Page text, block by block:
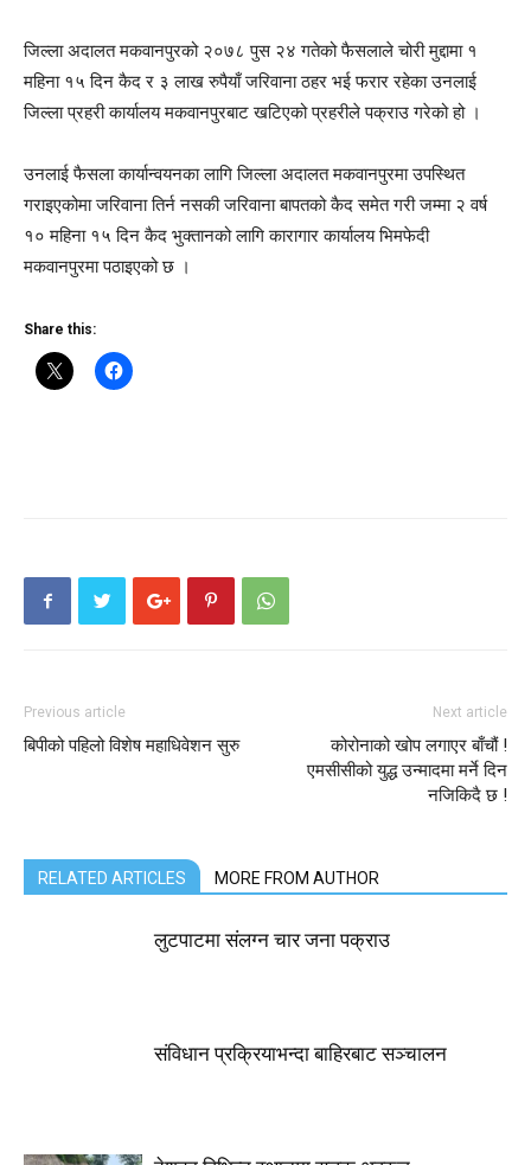
जिल्ला अदालत मकवानपुरको २०७८ पुस २४ गतेको फैसलाले चोरी मुद्दामा १
महिना १५ दिन कैद र ३ लाख रुपैयाँ जरिवाना ठहर भई फरार रहेका उनलाई
जिल्ला प्रहरी कार्यालय मकवानपुरबाट खटिएको प्रहरीले पक्राउ गरेको हो ।
उनलाई फैसला कार्यान्वयनका लागि जिल्ला अदालत मकवानपुरमा उपस्थित
गराइएकोमा जरिवाना तिर्न नसकी जरिवाना बापतको कैद समेत गरी जम्मा २ वर्ष
१० महिना १५ दिन कैद भुक्तानको लागि कारागार कार्यालय भिमफेदी
मकवानपुरमा पठाइएको छ ।
Share this:
Previous article
बिपीको पहिलो विशेष महाधिवेशन सुरु
Next article
कोरोनाको खोप लगाएर बाँचौं !
एमसीसीको युद्ध उन्मादमा मर्ने दिन
नजिकिदै छ !
RELATED ARTICLES MORE FROM AUTHOR
लुटपाटमा संलग्न चार जना पक्राउ
संविधान प्रक्रियाभन्दा बाहिरबाट सञ्चालन